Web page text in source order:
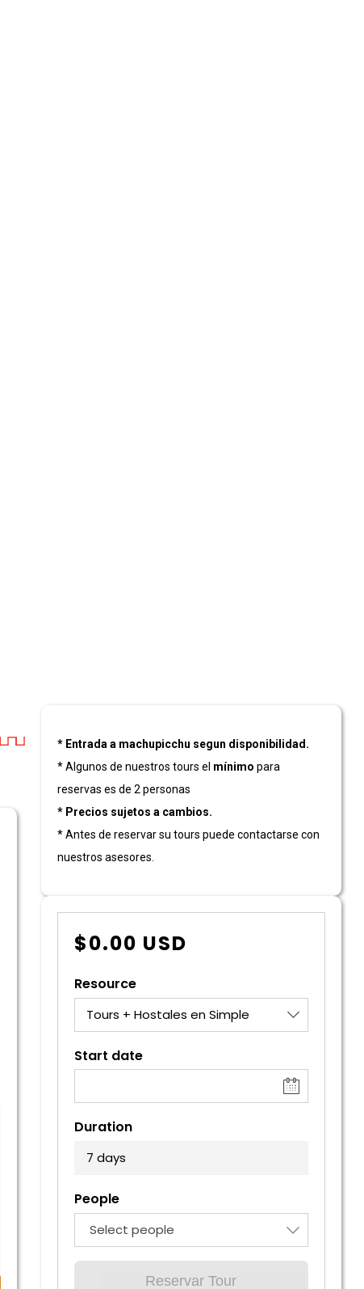
* Entrada a machupicchu segun disponibilidad.
* Algunos de nuestros tours el mínimo para
reservas es de 2 personas
* Precios sujetos a cambios.
* Antes de reservar su tours puede contactarse con
nuestros asesores.
$0.00 USD
Resource
Tours + Hostales en Simple
Start date
Duration
7 days
People
Select people
Reservar Tour